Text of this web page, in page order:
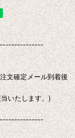
文確定メール到着後
いたします。)